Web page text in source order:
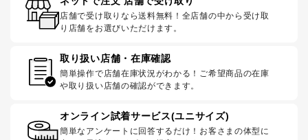
店舗で受け取りなら送料無料！全店舗の中から受け取
り店舗をお選びいただけます。
取り扱い店舗・在庫確認
簡単操作で店舗在庫状況がわかる！ご希望商品の在庫
や取り扱い店舗の確認ができます。
オンライン試着サービス(ユニサイズ)
簡単なアンケートに回答するだけ！お客さまの体型に